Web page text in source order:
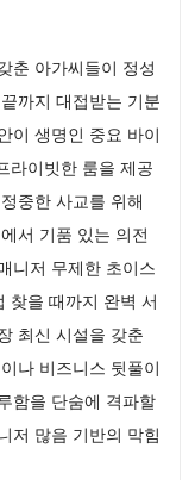
춘 아가씨들이 정성
까지 대접받는 기분
이 생명인 중요 바이
라이빗한 룸을 제공
중한 사교를 위해
서 기품 있는 의전
니저 무제한 초이스
찾을 때까지 완벽 서
최신 시설을 갖춘
나 비즈니스 뒷풀이
함을 단숨에 격파할
저 많음 기반의 막힘